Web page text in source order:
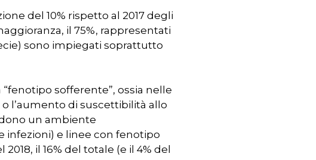
del 10% rispetto al 2017 degli
il 75%, rappresentati
sono impiegati soprattutto
sofferente”, ossia nelle
l’aumento di suscettibilità allo
un ambiente
infezioni) e linee con fenotipo
il 16% del totale (e il 4% del